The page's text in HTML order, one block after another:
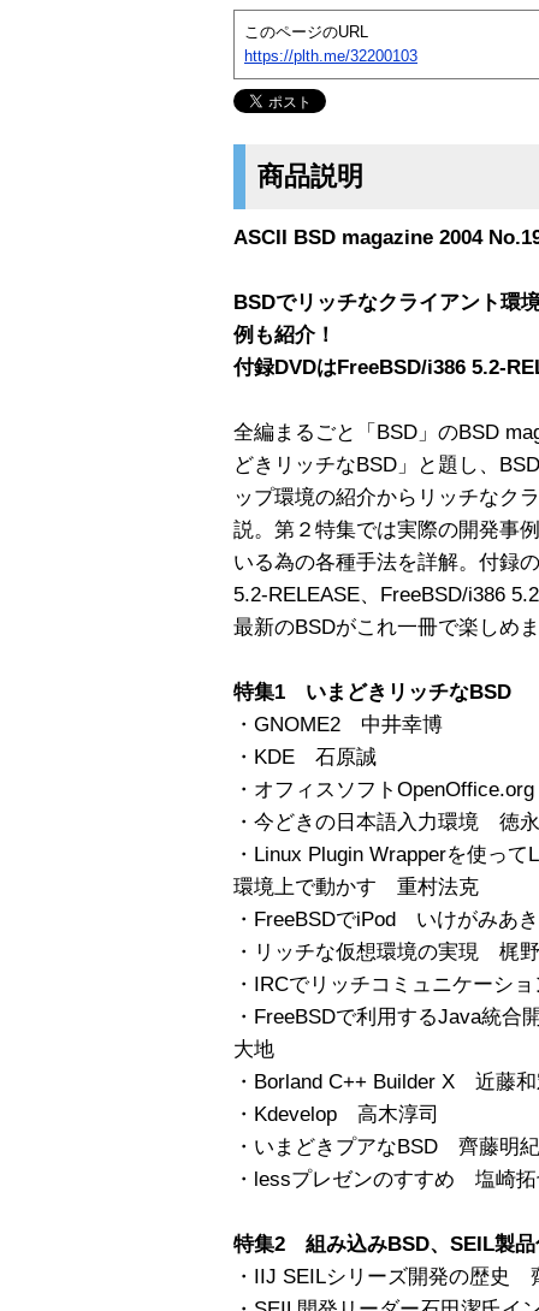
このページのURL
https://plth.me/32200103
商品説明
ASCII BSD magazine 2004
BSDでリッチなクライアント環
例も紹介！
付録DVDはFreeBSD/i386 5.2-
全編まるごと「BSD」のBSD
どきリッチなBSD」と題し、
ップ環境の紹介からリッチなク
説。第２特集では実際の開発事
いる為の各種手法を詳解。付録
5.2-RELEASE、FreeBSD/i386
最新のBSDがこれ一冊で楽しめ
特集1 いまどきリッチなBSD
・GNOME2 中井幸博
・KDE 石原誠
・オフィスソフト
・今どきの日本語入力環境 徳
・Linux Plugin Wrapperを使っ
環境上で動かす 重村法克
・FreeBSDでiPod いけがみあ
・リッチな仮想環境の実現 梶
・IRCでリッチコミュニケーシ
・FreeBSDで利用するJava統
大地
・Borland C++ Builder X 近藤
・Kdevelop 高木淳司
・いまどきプアなBSD 齊藤明紀
・lessプレゼンのすすめ 塩崎
特集2 組み込みBSD、SEIL製品
・IIJ SEILシリーズ開発の歴史